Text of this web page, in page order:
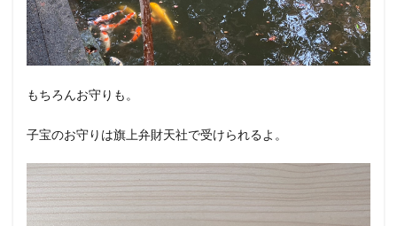
もちろんお守りも。
子宝のお守りは旗上弁財天社で受けられるよ。